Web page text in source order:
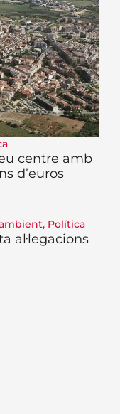
centre amb
d’euros
, Política
al·legacions